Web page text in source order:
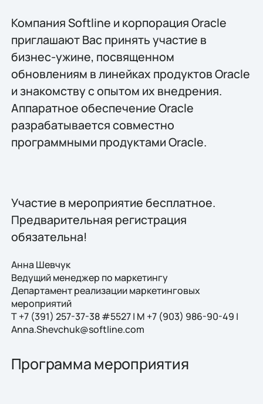
Компания Softline и корпорация Oracle
приглашают Вас принять участие в
бизнес-ужине, посвященном
обновлениям в линейках продуктов Oracle
и знакомству с опытом их внедрения.
Аппаратное обеспечение Oracle
разрабатывается совместно
программными продуктами Oracle.
Участие в мероприятие бесплатное.
Предварительная регистрация
обязательна!
Анна Шевчук
Ведущий менеджер по маркетингу
Департамент реализации маркетинговых
мероприятий
Т +7 (391) 257-37-38 #5527 | М +7 (903) 986-90-49 |
Anna.Shevchuk@softline.com
Программа мероприятия